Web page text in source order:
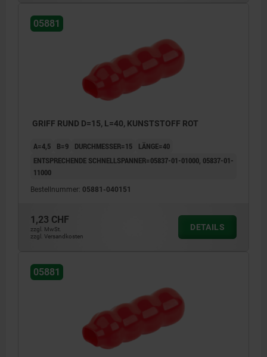
05881
GRIFF RUND D=15, L=40, KUNSTSTOFF ROT
A=4,5 B=9 DURCHMESSER=15
LÄNGE=40
ENTSPRECHENDE SCHNELLSPANNER=05837-01-01000, 05837-01-
11000
Bestellnummer: 05881-040151
1,23 CHF
zzgl. MwSt.
zzgl. Versandkosten
DETAILS
05881